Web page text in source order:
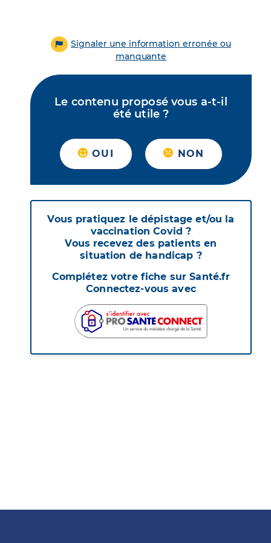
Signaler une information erronée ou
manquante
Le contenu proposé vous a-t-il
été utile ?
OUI NON
Vous pratiquez le dépistage et/ou la
vaccination Covid ?
Vous recevez des patients en
situation de handicap ?
Complétez votre fiche sur Santé.fr
Connectez-vous avec